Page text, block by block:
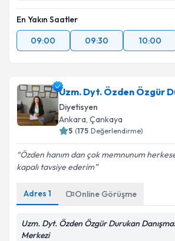
En Yakın Saatler
09:00
09:30 10:00
Uzm. Dyt. Özden Özgür
Diyetisyen
Ankara, Çankaya
5 (175 Değerlendirme)
Özden hanım dan çok memnunum
kapalı tavsiye ederim
Adres 1 Online Görüşme
Uzm. Dyt. Özden Özgür Durukan
Merkezi